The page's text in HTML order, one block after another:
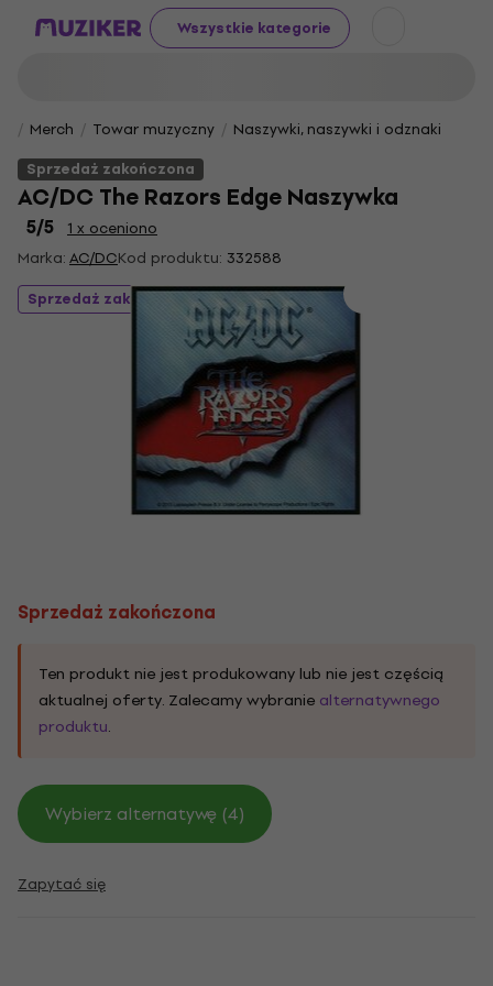
Wszystkie kategorie
Merch Towar muzyczny
Naszywki, naszywki i odznaki
Sprzedaż zakończona
AC/DC The Razors Edge Naszywka
5/5
1 x oceniono
Marka:AC/DCKod produktu: 332588
Sprzedaż zakończona
Sprzedaż zakończona
Ten produkt nie jest produkowany lub nie jest częścią
aktualnej oferty. Zalecamy wybranie alternatywnego
produktu.
Wybierz alternatywę (4)
Zapytać się